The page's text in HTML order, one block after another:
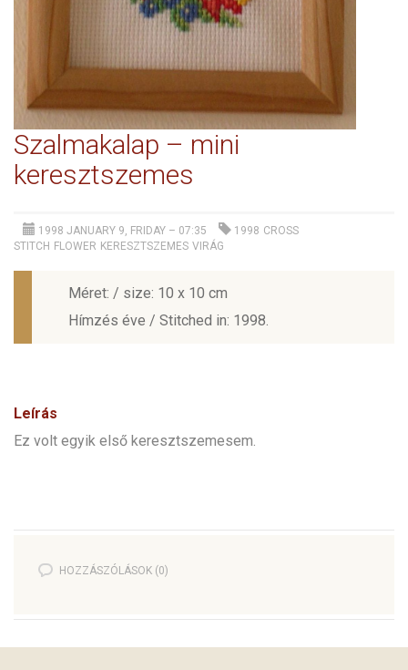
Szalmakalap – mini
keresztszemes
1998 JANUARY 9, FRIDAY – 07:35 1998 CROSS
STITCH FLOWER KERESZTSZEMES VIRÁG
Méret: / size: 10 x 10 cm
Hímzés éve / Stitched in: 1998.
Leírás
Ez volt egyik első keresztszemesem.
HOZZÁSZÓLÁSOK (0)